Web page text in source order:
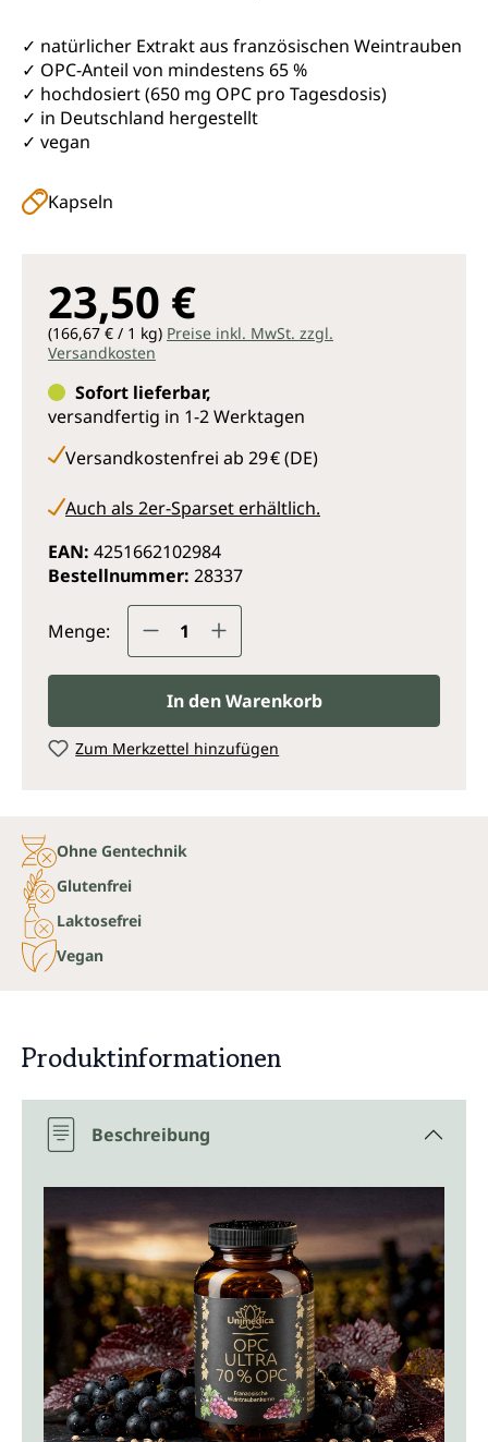
✓ natürlicher Extrakt aus französischen Weintrauben
✓ OPC-Anteil von mindestens 65 %
✓ hochdosiert (650 mg OPC pro Tagesdosis)
✓ in Deutschland hergestellt
✓ vegan
Kapseln
23,50 €
(166,67 € / 1 kg) Preise inkl. MwSt. zzgl.
Versandkosten
Sofort lieferbar,
versandfertig in 1-2 Werktagen
Versandkostenfrei ab 29 € (DE)
Auch als 2er-Sparset erhältlich.
EAN: 4251662102984
Bestellnummer: 28337
Menge: Produkt Anzahl: Gib den
In den Warenkorb
Zum Merkzettel hinzufügen
Ohne Gentechnik
Glutenfrei
Laktosefrei
Vegan
Produktinformationen
Beschreibung